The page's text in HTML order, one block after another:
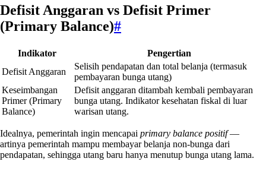
Defisit Anggaran vs Defisit Primer
(Primary Balance)#
Indikator
Pengertian
Defisit Anggaran
Selisih pendapatan dan total belanja (termasuk
pembayaran bunga utang)
Keseimbangan
Primer (Primary
Balance)
Defisit anggaran ditambah kembali pembayaran
bunga utang. Indikator kesehatan fiskal di luar
warisan utang.
Idealnya, pemerintah ingin mencapai primary balance positif—
artinya pemerintah mampu membayar belanja non-bunga dari
pendapatan, sehingga utang baru hanya menutup bunga utang lama.